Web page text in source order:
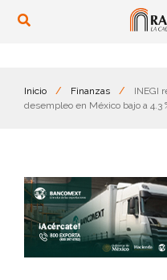
Inicio / Finanzas /
INEGI
desempleo en México bajo a 4.3